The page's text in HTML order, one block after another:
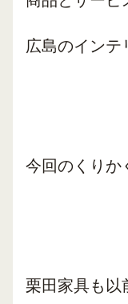
広島のインテ
今回のくりか
栗田家具も以